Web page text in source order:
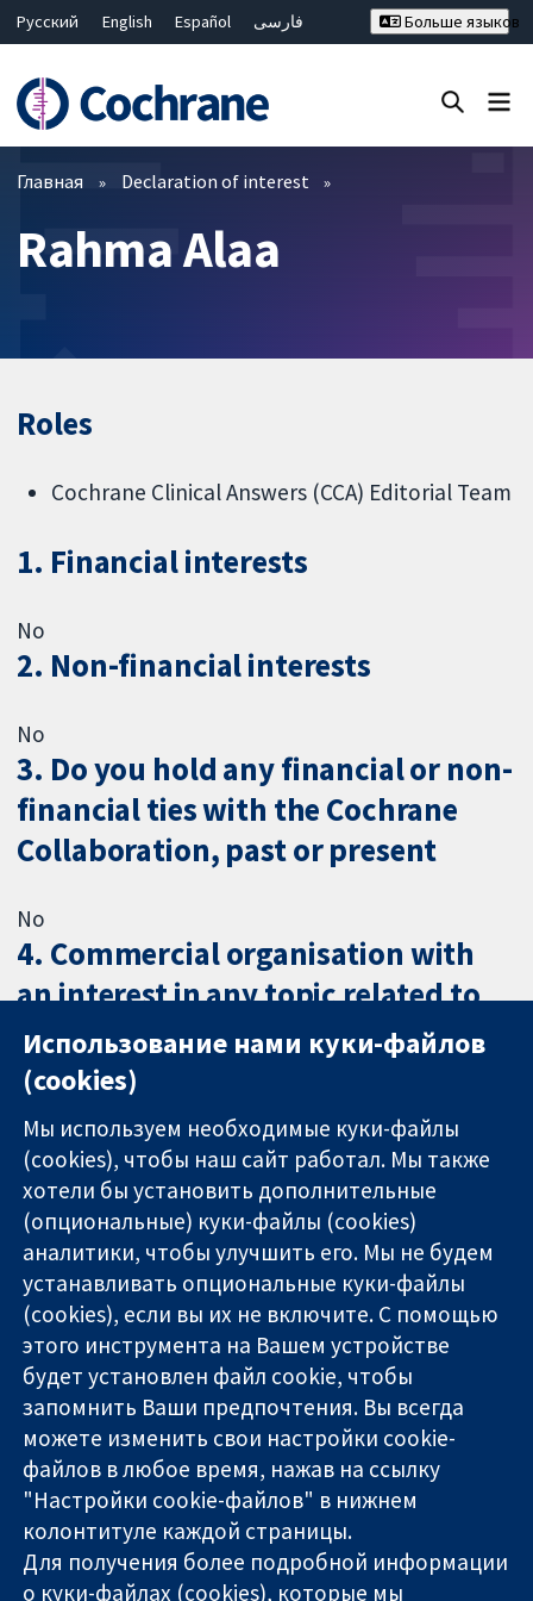
Русский English Español
فارسی
Bahasa Malaysia
ไทย
繁體中文
简体中文
Больше языков
Фильтры
Главная Declaration of interest
Rahma Alaa
Roles
Cochrane Clinical Answers (CCA) Editorial Team
1. Financial interests
No
2. Non-financial interests
No
3. Do you hold any financial or non-
financial ties with the Cochrane
Collaboration, past or present
No
4. Commercial organisation with
an interest in any topic related to
health care or medical research
No
Надёжные
доказательства
Информированные
решения
Во благо
здоровья
11-13 Cavendish
Square
London
W1G 0AN
United Kingdom
Связаться с
нами
Новости
Пресс-
служба
О нас
Работа
Cochrane
Library
The Cochrane Collaboration is a charity (no. 1045921) and a
company limited by guarantee (no. 03044323) registered in
Использование нами куки-файлов
(cookies)
Мы используем необходимые куки-файлы
(cookies), чтобы наш сайт работал. Мы также
хотели бы установить дополнительные
(опциональные) куки-файлы (cookies)
аналитики, чтобы улучшить его. Мы не будем
устанавливать опциональные куки-файлы
(cookies), если вы их не включите. С помощью
этого инструмента на Вашем устройстве
будет установлен файл cookie, чтобы
запомнить Ваши предпочтения. Вы всегда
можете изменить свои настройки cookie-
файлов в любое время, нажав на ссылку
"Настройки cookie-файлов" в нижнем
колонтитуле каждой страницы.
Для получения более подробной информации
о куки-файлах (cookies), которые мы